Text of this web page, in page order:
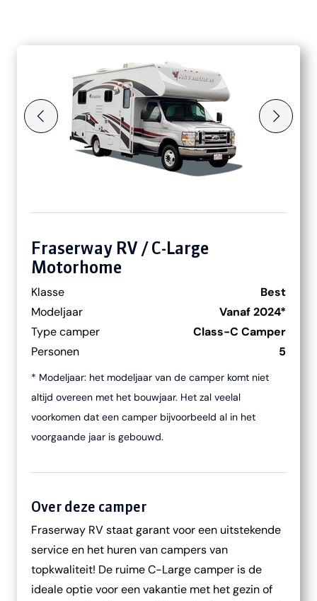
Fraserway RV / C-Large
Motorhome
Klasse
Best
Modeljaar
Vanaf 2024*
Type camper
Class-C Camper
Personen
5
* Modeljaar: het modeljaar van de camper komt niet
altijd overeen met het bouwjaar. Het zal veelal
voorkomen dat een camper bijvoorbeeld al in het
voorgaande jaar is gebouwd.
Over deze camper
Fraserway RV staat garant voor een uitstekende
service en het huren van campers van
topkwaliteit! De ruime C-Large camper is de
ideale optie voor een vakantie met het gezin of